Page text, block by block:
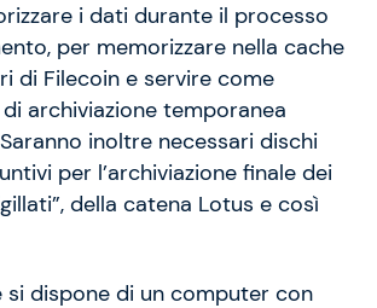
i dati durante il processo
per memorizzare nella cache
di Filecoin e servire come
archiviazione temporanea
inoltre necessari dischi
per l’archiviazione finale dei
della catena Lotus e così
si dispone di un computer con